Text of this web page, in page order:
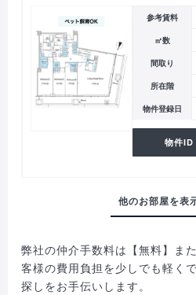
参考賃料
㎡数
間取り
所在階
物件登録日
物件ID
弊社の仲介手数料は【無料】ま
客様の費用負担を少しでも軽く
探しをお手伝いします。